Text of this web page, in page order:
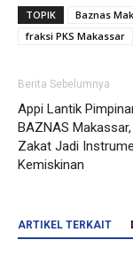
TOPIK Baznas
fraksi PKS Makassar
Berita Sebelumnya
Appi Lantik
BAZNAS
Zakat Jadi
Kemiskinan
ARTIKEL TERKAIT